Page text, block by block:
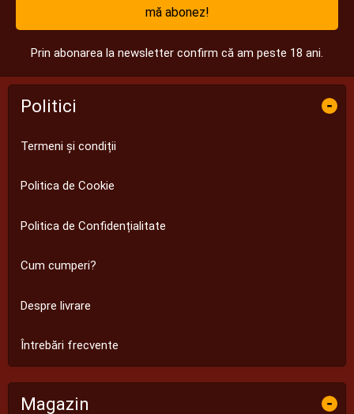
mă abonez!
Prin abonarea la newsletter confirm că am peste 18 ani.
Politici -
Termeni și condiții
Politica de Cookie
Politica de Confidențialitate
Cum cumperi?
Despre livrare
Întrebări frecvente
Magazin -